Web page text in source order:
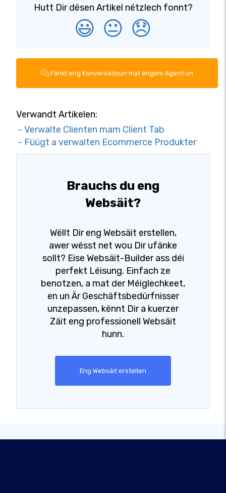
Hutt Dir dësen Artikel nëtzlech fonnt?
😃 😐 😞
Fänkt eng Konversatioun mat engem Agent un
Verwandt Artikelen:
- Verwalte Clienten mam Client Tab
- Füügt a verwalten Ecommerce Produkter
Brauchs du eng
Websäit?
Wëllt Dir eng Websäit erstellen,
awer wësst net wou Dir ufänke
sollt? Eise Websäit-Builder ass déi
perfekt Léisung. Einfach ze
benotzen, a mat der Méiglechkeet,
en un Är Geschäftsbedürfnisser
unzepassen, kënnt Dir a kuerzer
Zäit eng professionell Websäit
hunn.
Eng Websäit erstellen